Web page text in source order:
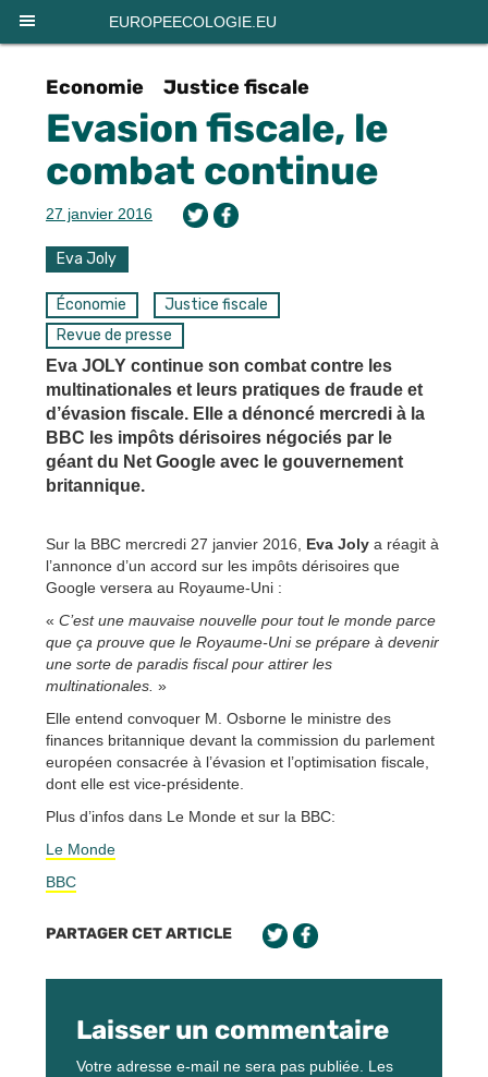
EUROPEECOLOGIE.EU
Economie Justice fiscale
Evasion fiscale, le
combat continue
27 janvier 2016
Eva Joly
Économie
Justice fiscale
Revue de presse
Eva JOLY continue son combat contre les
multinationales et leurs pratiques de fraude et
d’évasion fiscale. Elle a dénoncé mercredi à la
BBC les impôts dérisoires négociés par le
géant du Net Google avec le gouvernement
britannique.
Sur la BBC mercredi 27 janvier 2016, Eva Joly a réagit à
l’annonce d’un accord sur les impôts dérisoires que
Google versera au Royaume-Uni :
« C’est une mauvaise nouvelle pour tout le monde parce
que ça prouve que le Royaume-Uni se prépare à devenir
une sorte de paradis fiscal pour attirer les
multinationales. »
Elle entend convoquer M. Osborne le ministre des
finances britannique devant la commission du parlement
européen consacrée à l’évasion et l’optimisation fiscale,
dont elle est vice-présidente.
Plus d’infos dans Le Monde et sur la BBC:
Le Monde
BBC
PARTAGER CET ARTICLE
Laisser un commentaire
Votre adresse e-mail ne sera pas publiée. Les